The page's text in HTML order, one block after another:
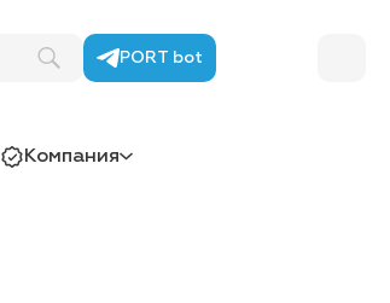
PORT bot
Компания